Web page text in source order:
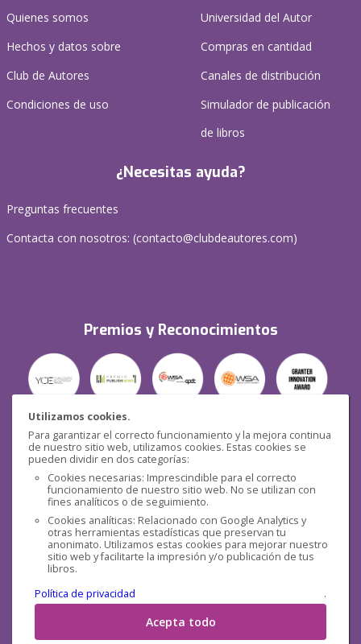
Utilizamos cookies.
Para garantizar el correcto funcionamiento y la mejora continua
de nuestro sitio web, utilizamos cookies. Estas cookies se
pueden dividir en dos categorías:
Cookies necesarias: Imprescindible para el correcto
funcionamiento de nuestro sitio web. No se utilizan con
fines analíticos o de seguimiento.
Cookies analíticas: Relacionado con Google Analytics y
otras herramientas estadísticas que preservan tu
anonimato. Utilizamos estas cookies para mejorar nuestro
sitio web y facilitarte la impresión y/o publicación de tus
libros.
Política de privacidad
.
Acepta todo
Quienes somos
Hechos y datos sobre
Club de Autores
Condiciones de uso
Universidad del Autor
Compras en cantidad
Canales de distribución
Simulador de publicación
de libros
¿Necesitas ayuda?
Preguntas frecuentes
Contacta con nosotros: (contacto@clubdeautores.com)
Premios y Reconocimientos
Seguridad
Redes sociales